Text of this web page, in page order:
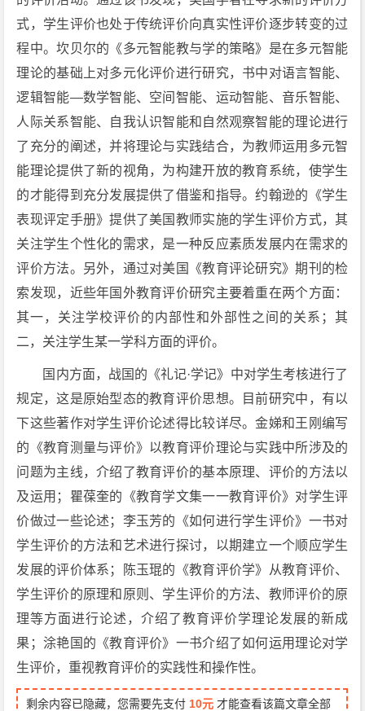
式，学生评价也处于传统评价向真实性评价逐步转变的过
程中。坎贝尔的《多元智能教与学的策略》是在多元智能
理论的基础上对多元化评价进行研究，书中对语言智能、
逻辑智能—数学智能、空间智能、运动智能、音乐智能、
人际关系智能、自我认识智能和自然观察智能的理论进行
了充分的阐述，并将理论与实践结合，为教师运用多元智
能理论提供了新的视角，为构建开放的教育系统，使学生
的才能得到充分发展提供了借鉴和指导。约翰逊的《学生
表现评定手册》提供了美国教师实施的学生评价方式，其
关注学生个性化的需求，是一种反应素质发展内在需求的
评价方法。另外，通过对美国《教育评论研究》期刊的检
索发现，近些年国外教育评价研究主要着重在两个方面：
其一，关注学校评价的内部性和外部性之间的关系；其
二，关注学生某一学科方面的评价。
国内方面，战国的《礼记·学记》中对学生考核进行了
规定，这是原始型态的教育评价思想。目前研究中，有以
下这些著作对学生评价论述得比较详尽。金娣和王刚编写
的《教育测量与评价》以教育评价理论与实践中所涉及的
问题为主线，介绍了教育评价的基本原理、评价的方法以
及运用；瞿葆奎的《教育学文集一一教育评价》对学生评
价做过一些论述；李玉芳的《如何进行学生评价》一书对
学生评价的方法和艺术进行探讨，以期建立一个顺应学生
发展的评价体系；陈玉琨的《教育评价学》从教育评价、
学生评价的原理和原则、学生评价的方法、教师评价的原
理等方面进行论述，介绍了教育评价学理论发展的新成
果；涂艳国的《教育评价》一书介绍了如何运用理论对学
生评价，重视教育评价的实践性和操作性。
剩余内容已隐藏，您需要先支付 10元 才能查看该篇文章全部